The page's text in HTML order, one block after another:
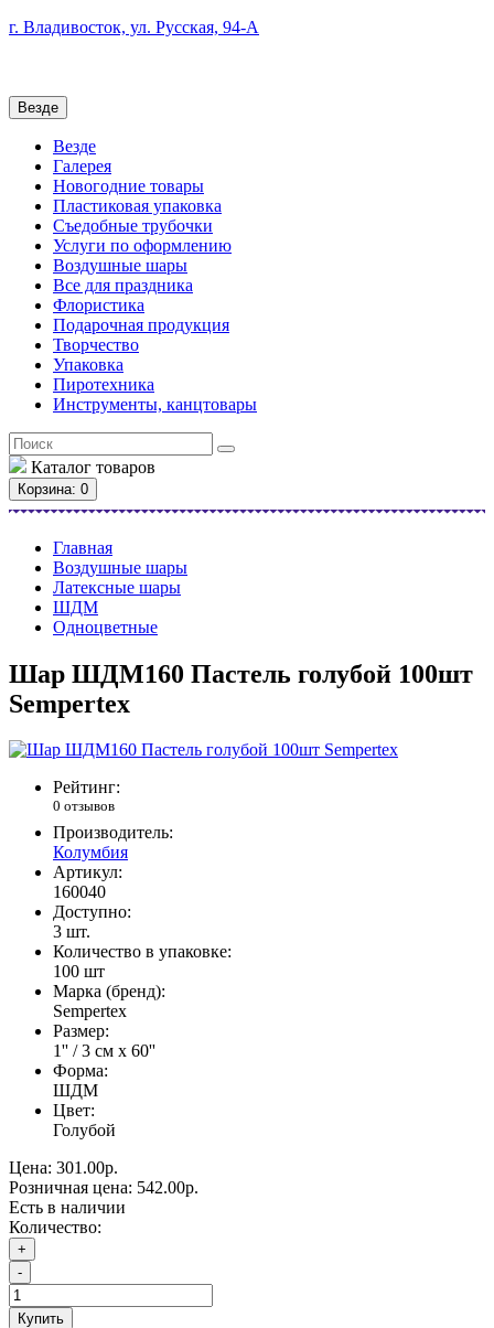
г. Владивосток, ул. Русская, 94-А
Везде
Везде
Галерея
Новогодние товары
Пластиковая упаковка
Съедобные трубочки
Услуги по оформлению
Воздушные шары
Все для праздника
Флористика
Подарочная продукция
Творчество
Упаковка
Пиротехника
Инструменты, канцтовары
Каталог товаров
Корзина: 0
Главная
Воздушные шары
Латексные шары
ШДМ
Одноцветные
Шар ШДМ160 Пастель голубой 100шт
Sempertex
Рейтинг:
0 отзывов
Производитель:
Колумбия
Артикул:
160040
Доступно:
3 шт.
Количество в упаковке:
100 шт
Марка (бренд):
Sempertex
Размер:
1'' / 3 см x 60''
Форма:
ШДМ
Цвет:
Голубой
Цена: 301.00р.
Розничная цена: 542.00р.
Есть в наличии
Количество:
+
-
Купить